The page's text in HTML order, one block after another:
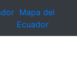
Mapa del
Ecuador